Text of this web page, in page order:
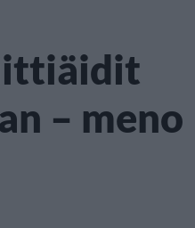
– meno